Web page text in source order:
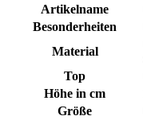
Artikelname
Besonderheiten
Material
Top
Höhe in cm
Größe